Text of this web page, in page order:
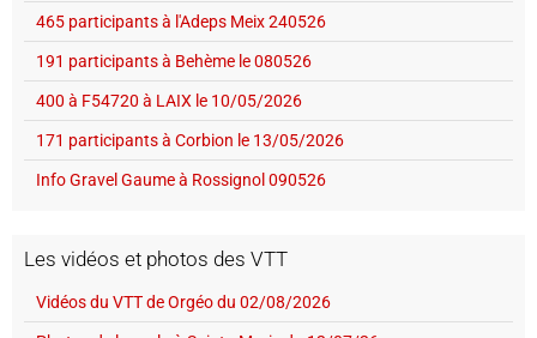
465 participants à l'Adeps Meix 240526
191 participants à Behème le 080526
400 à F54720 à LAIX le 10/05/2026
171 participants à Corbion le 13/05/2026
Info Gravel Gaume à Rossignol 090526
Les vidéos et photos des VTT
Vidéos du VTT de Orgéo du 02/08/2026